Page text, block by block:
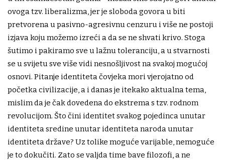
ovoga tzv. liberalizma, jer je sloboda govora u biti
pretvorena u pasivno-agresivnu cenzuru i više ne postoji
izjava koju možemo izreći a da se ne shvati krivo. Stoga
šutimo i pakiramo sve u lažnu toleranciju, a u stvarnosti
se u svijetu sve više vidi nesnošljivost na svakoj mogućoj
osnovi. Pitanje identiteta čovjeka mori vjerojatno od
početka civilizacije, a i danas je itekako aktualna tema,
mislim da je čak dovedena do ekstrema s tzv. rodnom
revolucijom. Što čini identitet svakog pojedinca unutar
identiteta sredine unutar identiteta naroda unutar
identiteta države? Uz tolike moguće varijable, nemoguće
je to dokučiti. Zato se valjda time bave filozofi, a ne